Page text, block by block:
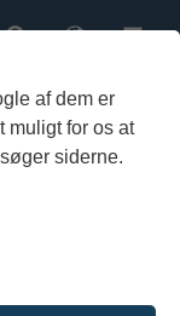
af dem er
muligt for os at
siderne.